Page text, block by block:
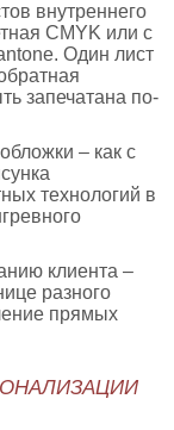
внутреннего
CMYK или с
Один лист
запечатана по-
– как с
технологий в
клиента –
разного
прямых